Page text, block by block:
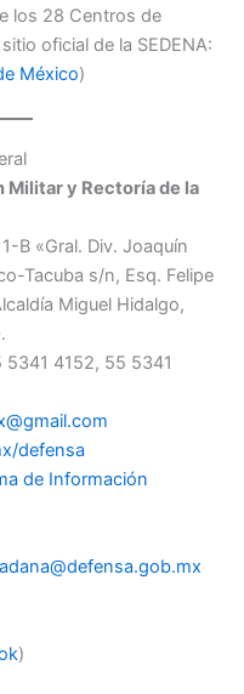
los 28 Centros de
oficial de la SEDENA:
México)
Militar y Rectoría de la
B «Gral. Div. Joaquín
Tacuba s/n, Esq. Felipe
Miguel Hidalgo,
4152, 55 5341
defensa
de Información
)